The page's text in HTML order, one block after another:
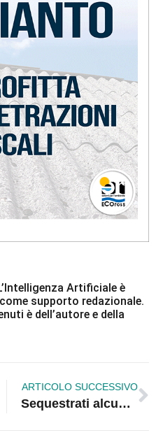
Artificiale è
supporto redazionale.
è dell’autore e della
ARTICOLO SUCCESSIVO
Sequestrati alcuni locali ospedale Cosenza